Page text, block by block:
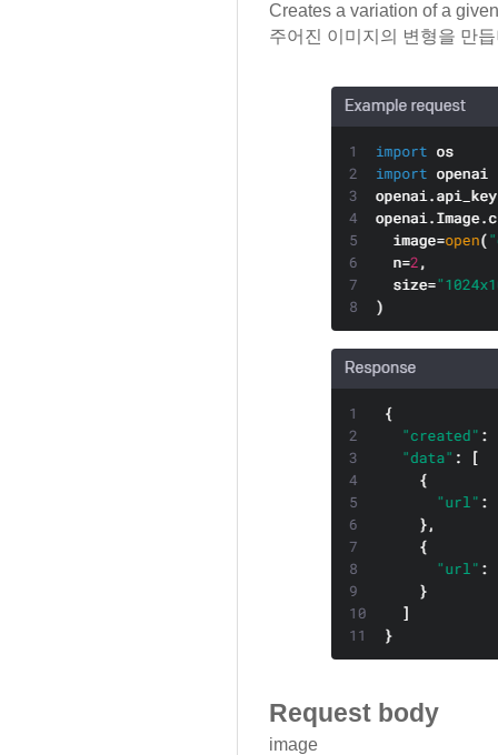
Creates a variation of a
주어진 이미지의 변형을 만
Request body
image